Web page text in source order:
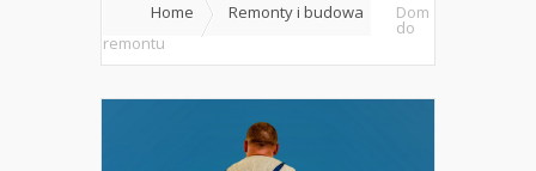
Home Remonty i budowa Dom
do
remontu